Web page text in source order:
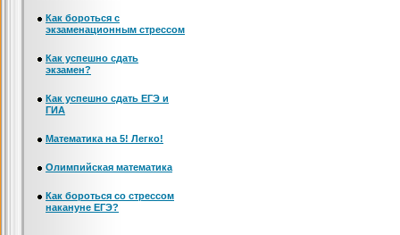
Как бороться с
экзаменационным стрессом
Как успешно сдать
экзамен?
Как успешно сдать ЕГЭ и
ГИА
Математика на 5! Легко!
Олимпийская математика
Как бороться со стрессом
накануне ЕГЭ?